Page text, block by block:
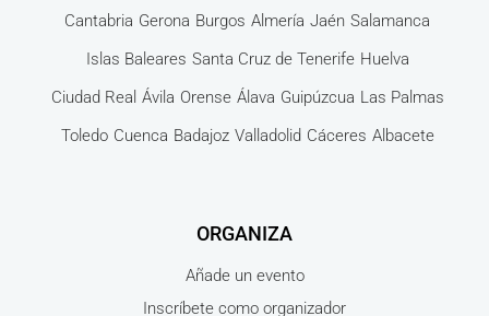
Cantabria Gerona Burgos Almería Jaén Salamanca
Islas Baleares Santa Cruz de Tenerife Huelva
Ciudad Real Ávila Orense Álava Guipúzcua Las Palmas
Toledo Cuenca Badajoz Valladolid Cáceres Albacete
ORGANIZA
Añade un evento
Inscríbete como organizador